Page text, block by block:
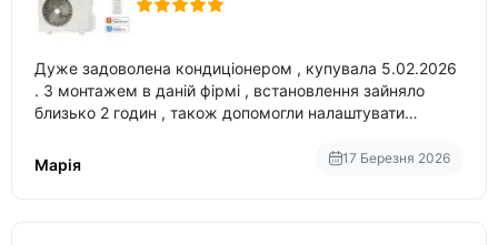
Дуже задоволена кондиціонером , купувала 5.02.2026
. З монтажем в даній фірмі , встановлення зайняло
близько 2 годин , також допомогли налаштувати
Марія
17 Березня 2026